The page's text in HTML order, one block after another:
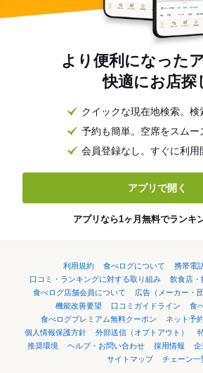
より便利になった
快適にお店探
クイックな現在地検索。検
予約も簡単。空席をスムー
会員登録なし。すぐに利用
アプリで開く
アプリなら1ヶ月無料でランキ
利用規約 食べログについて
携帯電
口コミ・ランキングに対する取り組み
飲食店・
食べログ店舗会員について
広告（メーカー・
機能改善要望
口コミガイドライン
食
食べログプレミアム無料クーポン
ネット予
個人情報保護方針
外部送信（オプトアウト）
推奨環境
ヘルプ・お問い合わせ 採用情報 企
サイトマップ
チェーン一